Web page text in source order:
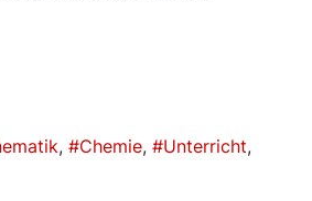
Chemie
Unterricht